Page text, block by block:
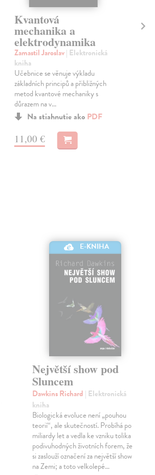
Kvantová
mechanika a
elektrodynamika
Zamastil Jaroslav| Elektronická
kniha
Učebnice se věnuje výkladu
základních principů a přibližných
metod kvantové mechaniky s
důrazem na v...
Na stiahnutie ako PDF
11,00 €
E-KNIHA
Největší show pod
Sluncem
Dawkins Richard | Elektronická
kniha
Biologická evoluce není „pouhou
teorií“, ale skutečností. Probíhá po
miliardy let a vedla ke vzniku tolika
podivuhodných životních forem, že
si zaslouží označení za největší show
na Zemi; a toto velkolepé…